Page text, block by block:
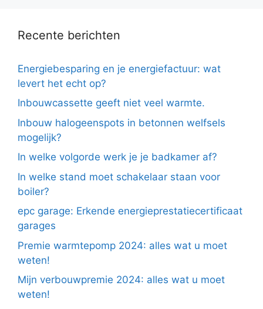
Recente berichten
Energiebesparing en je energiefactuur: wat
levert het echt op?
Inbouwcassette geeft niet veel warmte.
Inbouw halogeenspots in betonnen welfsels
mogelijk?
In welke volgorde werk je je badkamer af?
In welke stand moet schakelaar staan voor
boiler?
epc garage: Erkende energieprestatiecertificaat
garages
Premie warmtepomp 2024: alles wat u moet
weten!
Mijn verbouwpremie 2024: alles wat u moet
weten!